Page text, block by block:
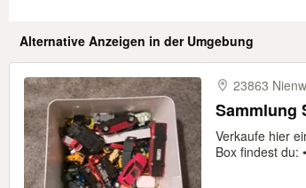
Alternative Anzeigen in der Umgebung
23863
Sammlung
Verkaufe hier
Box findest du: